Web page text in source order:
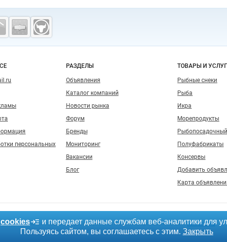
сайту
персональных
РАЗДЕЛЫ
Объявления
Каталог компаний
Новости рынка
Форум
Бренды
Мониторинг
Вакансии
Блог
ТОВАРЫ И
Рыбные снеки
Рыба
Икра
Морепродукты
Полуфабрикаты
Консервы
Добавить
Карта
допускается только при размещении активной гиперссылки на сайт fishretail.ru
cookies
и передает данные службам веб-аналитики для
Пользуясь сайтом, вы соглашаетесь с этим. Закрыть